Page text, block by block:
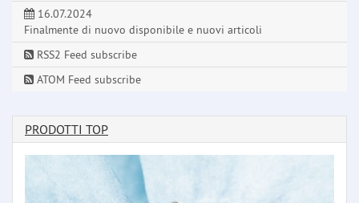
16.07.2024
Finalmente di nuovo disponibile e nuovi articoli
RSS2 Feed subscribe
ATOM Feed subscribe
PRODOTTI TOP